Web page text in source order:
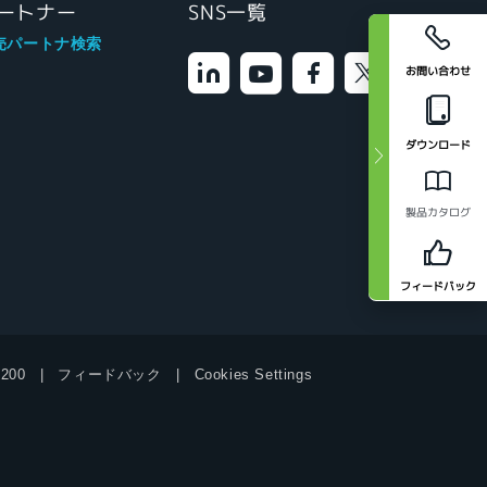
お問い合わせ
ダウンロード
製品カタログ
フィードバック
トナー
パートナ検索
SNS一覧
フィードバック Cookies Settings